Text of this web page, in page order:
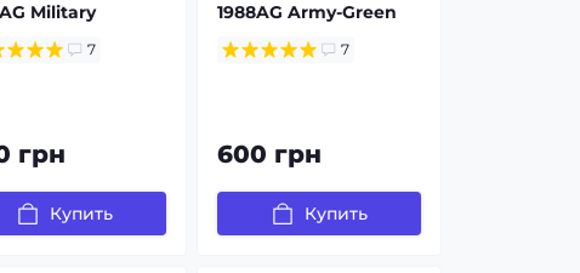
Military
7
грн
Купить
1988AG Army-Green
7
600 грн
Купить